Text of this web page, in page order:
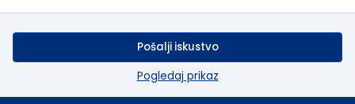
Pošalji iskustvo
Pogledaj prikaz